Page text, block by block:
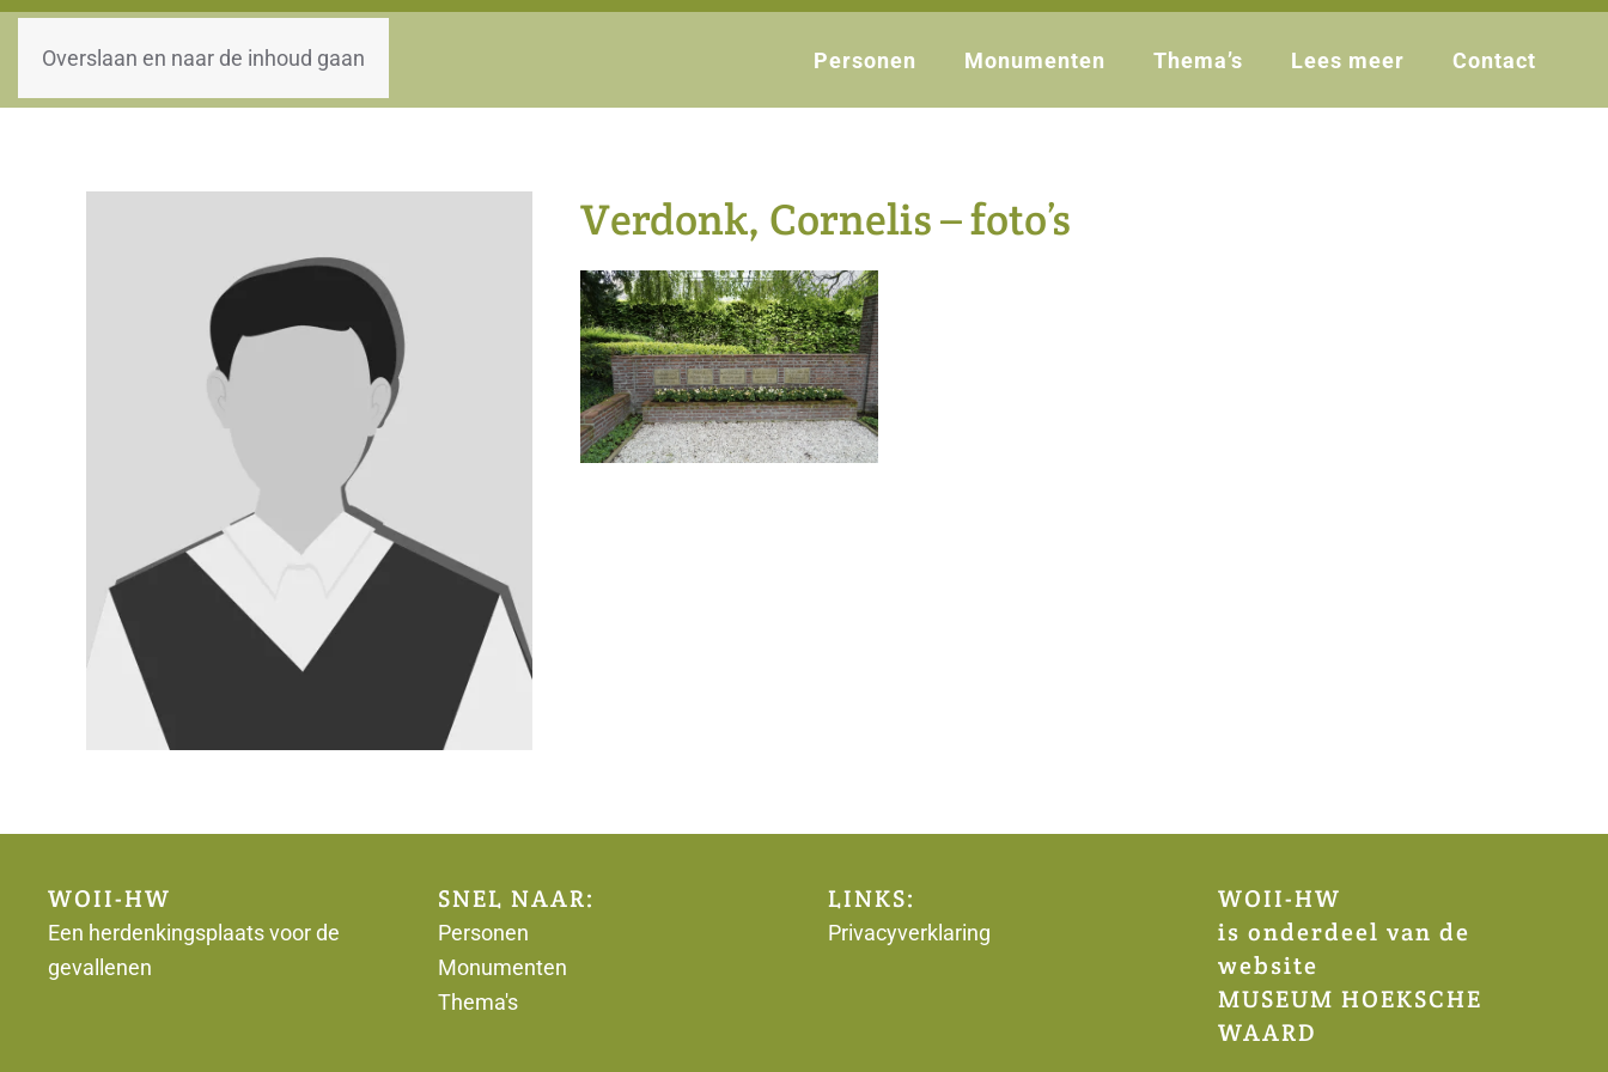
Overslaan en naar de inhoud gaan
WOII-HW Personen Monumenten Thema’s Lees meer Contact
Verdonk, Cornelis – foto’s
WOII-HW
Een herdenkingsplaats voor de
gevallenen
SNEL NAAR:
Personen
Monumenten
Thema's
LINKS:
Privacyverklaring
WOII-HW
is onderdeel van de
website
MUSEUM HOEKSCHE
WAARD